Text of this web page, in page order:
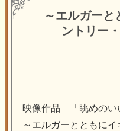
～エルガーと
ントリー
映像作品 「眺めのい
～エルガーとともに